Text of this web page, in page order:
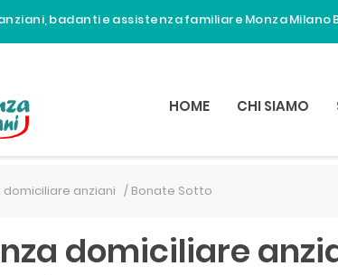
badanti e assistenza familiare Monza Milano
HOME CHI SIAMO
domiciliare anziani / Bonate Sotto
domiciliare